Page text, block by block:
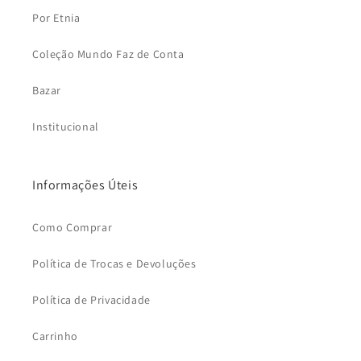
Por Etnia
Coleção Mundo Faz de Conta
Bazar
Institucional
Informações Úteis
Como Comprar
Política de Trocas e Devoluções
Política de Privacidade
Carrinho